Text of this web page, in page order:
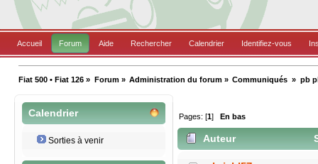
Accueil Forum Aide Rechercher Calendrier Identifiez-vous
Fiat 500 • Fiat 126 » Forum» Administration du forum» Communiqués » pb
Calendrier
Sorties à venir
Pages: [1] En bas
Auteur